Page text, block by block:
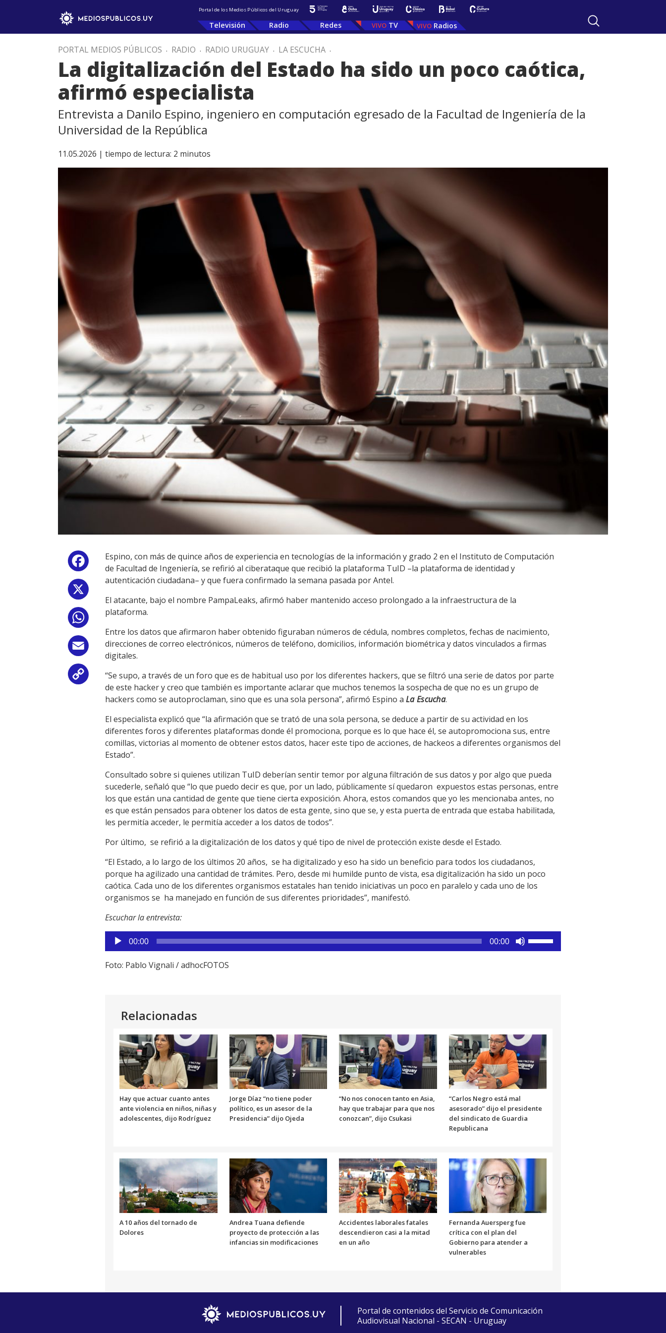
Portal de los Medios Públicos del Uruguay
Televisión Radio Redes TV Radios
PORTAL MEDIOS PÚBLICOS . RADIO . RADIO URUGUAY . LA ESCUCHA .
La digitalización del Estado ha sido un poco caótica,
afirmó especialista
Entrevista a Danilo Espino, ingeniero en computación egresado de la Facultad de Ingeniería de la
Universidad de la República
11.05.2026 | tiempo de lectura: 2 minutos
Facebook
WhatsApp
Email
Copy
Link
Espino, con más de quince años de experiencia en tecnologías de la información y grado 2 en el Instituto de Computación
de Facultad de Ingeniería, se refirió al ciberataque que recibió la plataforma TuID –la plataforma de identidad y
autenticación ciudadana– y que fuera confirmado la semana pasada por Antel.
El atacante, bajo el nombre PampaLeaks, afirmó haber mantenido acceso prolongado a la infraestructura de la
plataforma.
Entre los datos que afirmaron haber obtenido figuraban números de cédula, nombres completos, fechas de nacimiento,
direcciones de correo electrónicos, números de teléfono, domicilios, información biométrica y datos vinculados a firmas
digitales.
“Se supo, a través de un foro que es de habitual uso por los diferentes hackers, que se filtró una serie de datos por parte
de este hacker y creo que también es importante aclarar que muchos tenemos la sospecha de que no es un grupo de
hackers como se autoproclaman, sino que es una sola persona”, afirmó Espino a La Escucha.
El especialista explicó que “la afirmación que se trató de una sola persona, se deduce a partir de su actividad en los
diferentes foros y diferentes plataformas donde él promociona, porque es lo que hace él, se autopromociona sus, entre
comillas, victorias al momento de obtener estos datos, hacer este tipo de acciones, de hackeos a diferentes organismos del
Estado”.
Consultado sobre si quienes utilizan TuID deberían sentir temor por alguna filtración de sus datos y por algo que pueda
sucederle, señaló que “lo que puedo decir es que, por un lado, públicamente sí quedaron expuestos estas personas, entre
los que están una cantidad de gente que tiene cierta exposición. Ahora, estos comandos que yo les mencionaba antes, no
es que están pensados para obtener los datos de esta gente, sino que se, y esta puerta de entrada que estaba habilitada,
les permitía acceder, le permitía acceder a los datos de todos”.
Por último, se refirió a la digitalización de los datos y qué tipo de nivel de protección existe desde el Estado.
“El Estado, a lo largo de los últimos 20 años, se ha digitalizado y eso ha sido un beneficio para todos los ciudadanos,
porque ha agilizado una cantidad de trámites. Pero, desde mi humilde punto de vista, esa digitalización ha sido un poco
caótica. Cada uno de los diferentes organismos estatales han tenido iniciativas un poco en paralelo y cada uno de los
organismos se ha manejado en función de sus diferentes prioridades”, manifestó.
Escuchar la entrevista:
Reproductor
de
audio
00:00 00:00
disminuir
el
volumen.
Foto: Pablo Vignali / adhocFOTOS
Relacionadas
Hay que actuar cuanto antes
ante violencia en niños, niñas y
adolescentes, dijo Rodríguez
Jorge Díaz “no tiene poder
político, es un asesor de la
Presidencia” dijo Ojeda
“No nos conocen tanto en Asia,
hay que trabajar para que nos
conozcan”, dijo Csukasi
“Carlos Negro está mal
asesorado” dijo el presidente
del sindicato de Guardia
Republicana
A 10 años del tornado de
Dolores
Andrea Tuana defiende
proyecto de protección a las
infancias sin modificaciones
Accidentes laborales fatales
descendieron casi a la mitad
en un año
Fernanda Auersperg fue
crítica con el plan del
Gobierno para atender a
vulnerables
Portal de contenidos del Servicio de Comunicación
Audiovisual Nacional - SECAN - Uruguay